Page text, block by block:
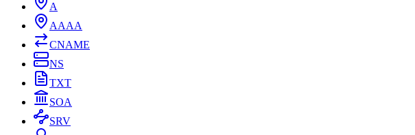
A
AAAA
CNAME
NS
TXT
SOA
SRV